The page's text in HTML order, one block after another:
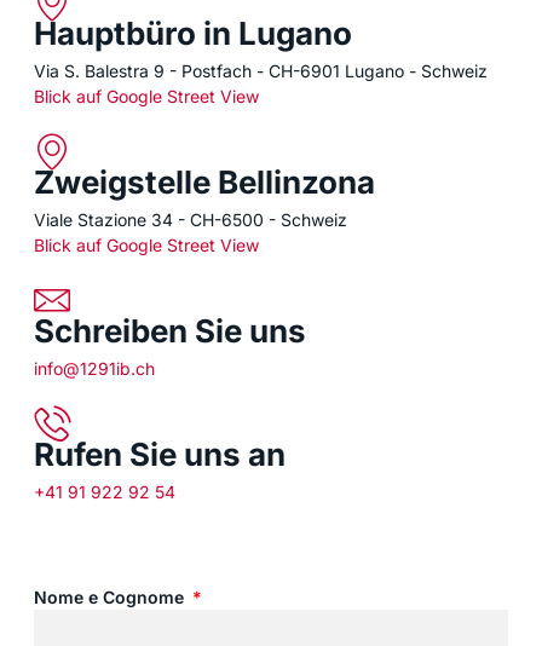
Hauptbüro in Lugano
Via S. Balestra 9 - Postfach - CH-6901 Lugano - Schweiz
Blick auf Google Street View
Zweigstelle Bellinzona
Viale Stazione 34 - CH-6500 - Schweiz
Blick auf Google Street View
Schreiben Sie uns
info@1291ib.ch
Rufen Sie uns an
+41 91 922 92 54
Nome e Cognome